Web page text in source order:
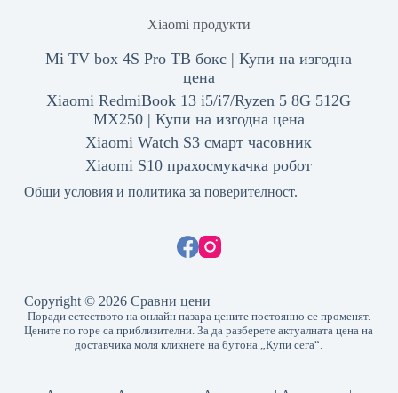
Xiaomi продукти
Mi TV box 4S Pro ТВ бокс | Купи на изгодна
цена
Xiaomi RedmiBook 13 i5/i7/Ryzen 5 8G 512G
MX250 | Купи на изгодна цена
Xiaomi Watch S3 смарт часовник
Xiaomi S10 прахосмукачка робот
Общи условия и политика за поверителност.
Copyright © 2026 Сравни цени
Поради естеството на онлайн пазара цените постоянно се променят.
Цените по горе са приблизителни. За да разберете актуалната цена на
доставчика моля кликнете на бутона „Купи сега“.